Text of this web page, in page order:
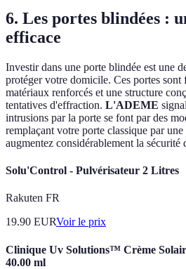
6. Les portes blindées :
efficace
Investir dans une porte blindée est une
protéger votre domicile. Ces portes sont
matériaux renforcés et une structure
tentatives d'effraction. L'ADEME
intrusions par la porte se font par des
remplaçant votre porte classique par
augmentez considérablement la sécurité
Solu'Control - Pulvérisateur 2 Litres
Rakuten FR
19.90 EURVoir le prix
Clinique Uv Solutions™ Crème
40.00 ml